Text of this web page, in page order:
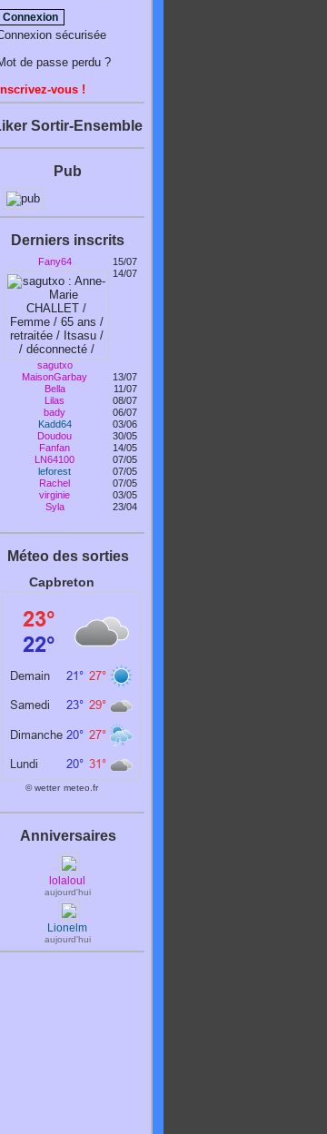
sécurisée
de passe perdu ?
vous !
Sortir-Ensemble
Pub
Derniers inscrits
Fany64 15/07
sagutxo
14/07
MaisonGarbay
13/07
Bella
11/07
Lilas
08/07
bady
06/07
Kadd64
03/06
Doudou
30/05
Fanfan
14/05
LN64100
07/05
leforest
07/05
Rachel
07/05
virginie
03/05
Syla
23/04
Méteo des sorties
Capbreton
© wetter meteo.fr
Anniversaires
lolaloul
aujourd'hui
Lionelm
aujourd'hui